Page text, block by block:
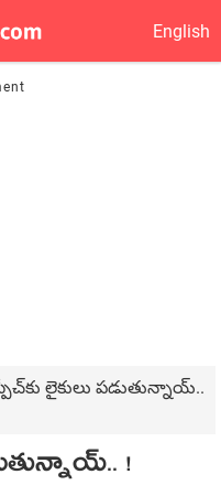
English
లైకులు ప‌డుతున్నాయ్‌..
!